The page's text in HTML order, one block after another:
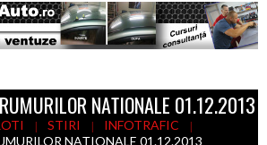
NAŢIONALE 01.12.2013
STIRI
INFOTRAFIC
NAŢIONALE 01.12.2013